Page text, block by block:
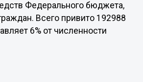
Федерального бюджета,
Всего привито 192988
6% от численности